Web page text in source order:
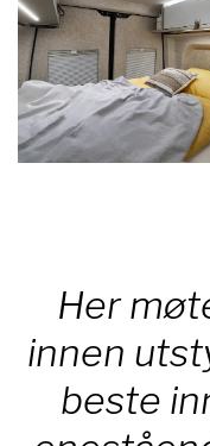
Her
innen
beste